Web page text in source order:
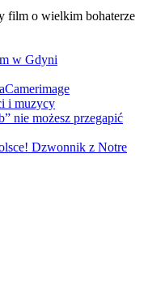
film o wielkim bohaterze
w Gdyni
i muzycy
nie możesz przegapić
Dzwonnik z Notre